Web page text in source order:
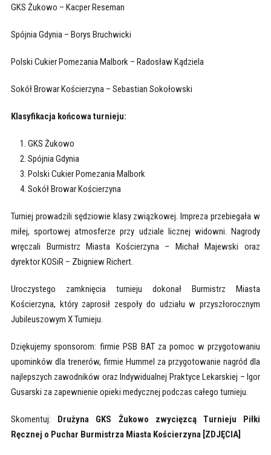
GKS Żukowo – Kacper Reseman
Spójnia Gdynia – Borys Bruchwicki
Polski Cukier Pomezania Malbork – Radosław Kądziela
Sokół Browar Kościerzyna – Sebastian Sokołowski
Klasyfikacja końcowa turnieju:
GKS Żukowo
Spójnia Gdynia
Polski Cukier Pomezania Malbork
Sokół Browar Kościerzyna
Turniej prowadzili sędziowie klasy związkowej. Impreza przebiegała w
miłej, sportowej atmosferze przy udziale licznej widowni. Nagrody
wręczali Burmistrz Miasta Kościerzyna – Michał Majewski oraz
dyrektor KOSiR – Zbigniew Richert.
Uroczystego zamknięcia turnieju dokonał Burmistrz Miasta
Kościerzyna, który zaprosił zespoły do udziału w przyszłorocznym
Jubileuszowym X Turnieju.
Dziękujemy sponsorom: firmie PSB BAT za pomoc w przygotowaniu
upominków dla trenerów, firmie Hummel za przygotowanie nagród dla
najlepszych zawodników oraz Indywidualnej Praktyce Lekarskiej – Igor
Gusarski za zapewnienie opieki medycznej podczas całego turnieju.
Skomentuj:
Drużyna GKS Żukowo zwycięzcą Turnieju Piłki
Ręcznej o Puchar Burmistrza Miasta Kościerzyna [ZDJĘCIA]